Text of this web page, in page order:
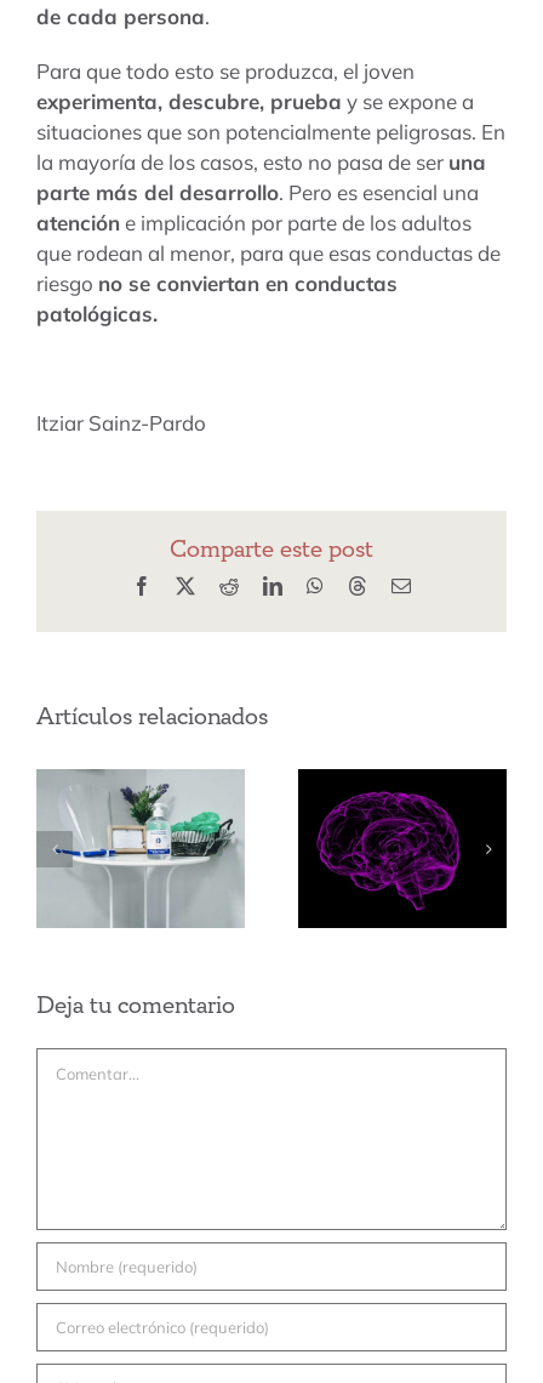
de cada persona.
Para que todo esto se produzca, el joven
experimenta, descubre, prueba y se expone a
situaciones que son potencialmente peligrosas. En
la mayoría de los casos, esto no pasa de ser una
parte más del desarrollo. Pero es esencial una
atencióne implicación por parte de los adultos
que rodean al menor, para que esas conductas de
riesgo no se conviertan en conductas
patológicas.
Itziar Sainz-Pardo
Comparte este post
Facebook RedditLinkedInWhatsApp
ThreadsCorreo
Artículos relacionados
Covid 19:
Medidas de
seguridad e
higiene.
Cerebro
adolescente
¿cómo
funciona?
David Bueno
Deja tu comentario